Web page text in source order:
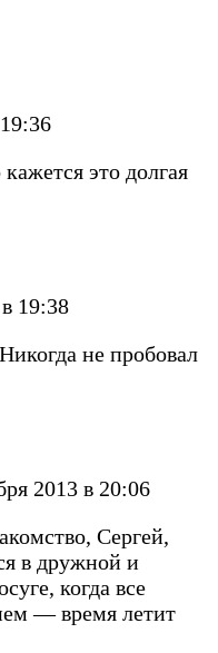
это долгая
19:38
не пробовал
2013 в 20:06
Сергей,
в дружной и
когда все
— время летит